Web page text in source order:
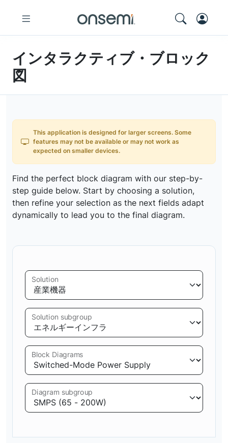
インタラクティブ・ブロック
図
This application is designed for larger screens. Some
features may not be available or may not work as
expected on smaller devices.
Find the perfect block diagram with our step-by-
step guide below. Start by choosing a solution,
then refine your selection as the next fields adapt
dynamically to lead you to the final diagram.
Solution
Solution subgroup
Block Diagrams
Diagram subgroup